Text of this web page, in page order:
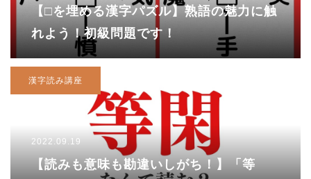
【□を埋める漢字パズル】熟語の魅力に触
れよう！初級問題です！
漢字読み講座
2022.09.19
【読みも意味も勘違いしがち！】「等